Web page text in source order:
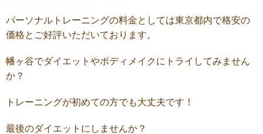
パーソナルトレーニングの料金としては東京都内で格安の
価格とご好評いただいております。
幡ヶ谷でダイエットやボディメイクにトライしてみません
か？
トレーニングが初めての方でも大丈夫です！
最後のダイエットにしませんか？